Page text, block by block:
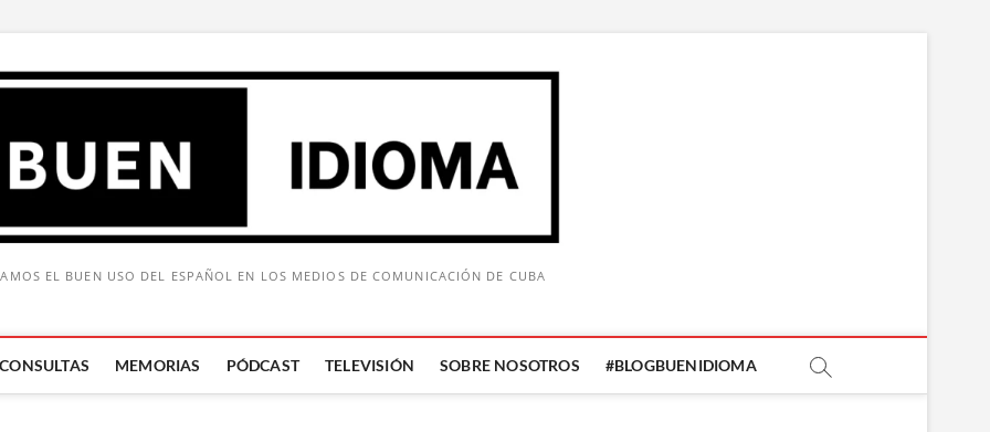
EL BUEN USO DEL ESPAÑOL EN LOS MEDIOS DE COMUNICACIÓN DE CUBA
CONSULTAS MEMORIAS PÓDCAST TELEVISIÓN SOBRE NOSOTROS #BLOGBUENIDIOMA
Buscar: Botón de búsqueda